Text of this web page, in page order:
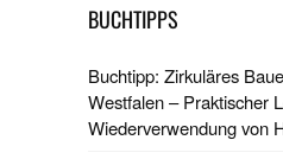
BUCHTIPPS
Buchtipp: Zirkuläres
Westfalen – Praktischer
Wiederverwendung von